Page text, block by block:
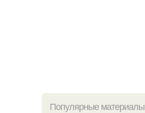
Популярные материалы